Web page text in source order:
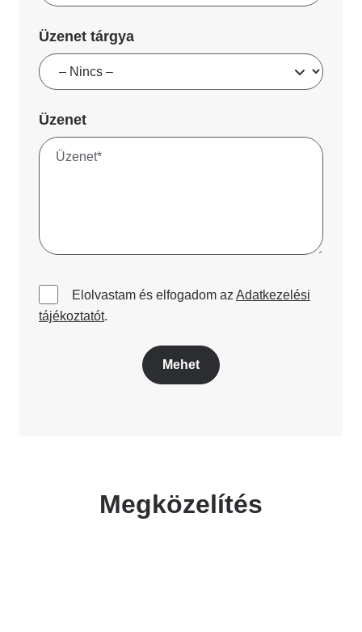
Üzenet tárgya
Üzenet
Elolvastam és elfogadom az Adatkezelési
tájékoztatót.
Megközelítés